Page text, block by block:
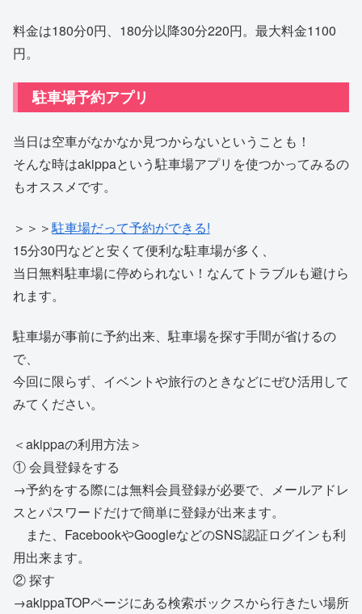
料金は180分0円、180分以降30分220円。最大料金1100
円。
駐車場予約アプリ
当日は空車がなかなか見つからないということも！
そんな時はakippaという駐車場アプリを使つかってみるの
もオススメです。
＞＞＞駐車場だって予約ができる!
15分30円などと安くて便利な駐車場が多く、
当日無料駐車場に停められない！なんてトラブルも避けら
れます。
駐車場が事前に予約出来、駐車場を探す手間が省けるの
で、
今回に限らず、イベントや旅行のときなどにぜひ活用して
みてください。
＜akippaの利用方法＞
① 会員登録をする
→予約をする際には無料会員登録が必要で、メールアドレ
スとパスワードだけで簡単に登録が出来ます。
また、FacebookやGoogleなどのSNS認証ログインも利
用出来ます。
② 探す
→akippaTOPページにある検索ボックスから行きたい場所